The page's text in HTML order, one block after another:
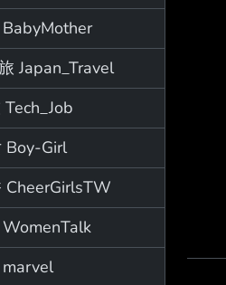
BabyMother
Japan_Travel
Boy-Girl
CheerGirlsTW
WomenTalk